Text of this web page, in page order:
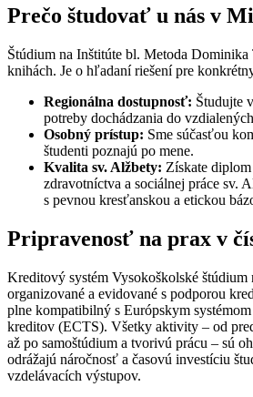
Prečo študovať u nás v
Štúdium na Inštitúte bl. Metoda
knihách. Je o hľadaní riešení pre
Regionálna dostupnosť: Študujte
potreby dochádzania do
Osobný prístup: Sme súčasťou
študenti poznajú po mene.
Kvalita sv. Alžbety: Získate
zdravotníctva a sociálnej práce sv.
s pevnou kresťanskou a etickou
Pripravenosť na prax v
Kreditový systém Vysokoškolské štúdium
organizované a evidované s podporou
plne kompatibilný s Európskym
kreditov (ECTS). Všetky aktivity – od
až po samoštúdium a tvorivú prácu – sú
odrážajú náročnosť a časovú investíciu
vzdelávacích výstupov.